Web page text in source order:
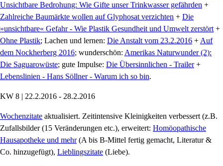
Unsichtbare Bedrohung: Wie Gifte unser Trinkwasser gefährden +
Zahlreiche Baumärkte wollen auf Glyphosat verzichten + Die
»unsichtbare« Gefahr - Wie Plastik Gesundheit und Umwelt zerstört +
Ohne Plastik; Lachen und lernen: Die Anstalt vom 23.2.2016 + Auf
dem Nockherberg 2016; wunderschön: Amerikas Naturwunder (2):
Die Saguarowüste; gute Impulse: Die Übersinnlichen - Trailer+
Lebenslinien - Hans Söllner - Warum ich so bin.
KW 8 | 22.2.2016 - 28.2.2016
Wochenzitate aktualisiert. Zeitintensive Kleinigkeiten verbessert (z.B.
Zufallsbilder (15 Veränderungen etc.), erweitert: Homöopathische
Hausapotheke und mehr(A bis B-Mittel fertig gemacht, Literatur &
Co. hinzugefügt), Lieblingszitate (Liebe).